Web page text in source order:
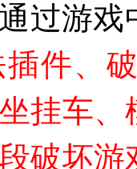
过游
件、
挂车
破坏游